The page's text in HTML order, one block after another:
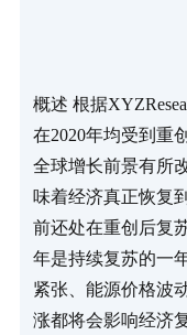
概述 根据
在2020年均受到重
全球增长前景有所
味着经济真正恢复
前还处在重创后复
年是持续复苏的一
紧张、能源价格波
涨都将会影响经济